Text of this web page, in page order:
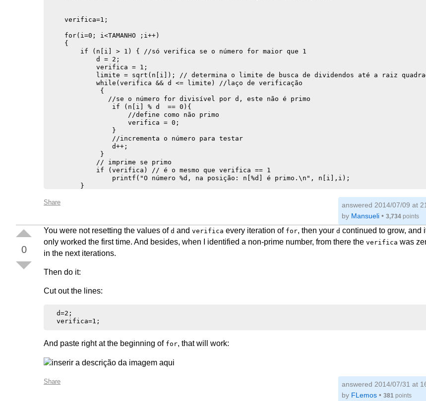
    verifica=1;
    for(i=0; i<TAMANHO ;i++)
    {
        if (n[i] > 1) { //só verifica se o número for maior que 1
            d = 2;
            verifica = 1;
limite = sqrt(n[i]); // determina o limite de busca de dividendos até a raiz
            while(verifica && d <= limite) //laço de verificação
             {
               //se o número for divisível por d, este não é primo
                if (n[i] % d  == 0){
                    //define como não primo
                    verifica = 0;
                }
                //incrementa o número para testar
                d++;
             }
            // imprime se primo
            if (verifica) // é o mesmo que verifica == 1
                printf("O número %d, na posição: n[%d] é primo.\n", n[i],i);
        }
    return 0;
Share answered 2014/07/09 at
by Mansueli• 3,734points
0
You were not resetting the values of d and verifica every iteration of for, then your d continued to grow, and
only worked the first time. And besides, when I identified a non-prime number, from there the verifica was
in the next iterations.
Then do it:
Cut out the lines:
  d=2;
And paste right at the beginning of for, that will work:
Share answered 2014/07/31 at
by FLemos• 381points